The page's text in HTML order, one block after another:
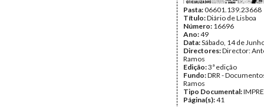
Pasta:06601.139.23668
Título:Diário de Lisboa
Número: 16696
Ano:49
Data:Sábado, 14 de
Directores:Director:
Ramos
Edição:3ª edição
Fundo:DRR -
Ramos
Tipo Documental:
Página(s):41